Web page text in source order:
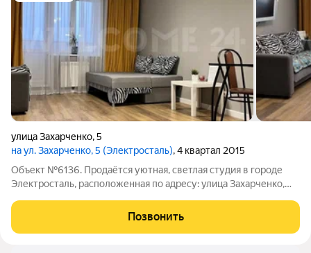
улица Захарченко,5
на ул. Захарченко, 5 (Электросталь), 4 квартал 2015
Объект №6136. Продаётся уютная, светлая студия в городе
Электросталь, расположенная по адресу: улица Захарченко,
года постройки. Общая площадь составляет 31 кв.м. В квартире
сделан дизайнерский
Позвонить